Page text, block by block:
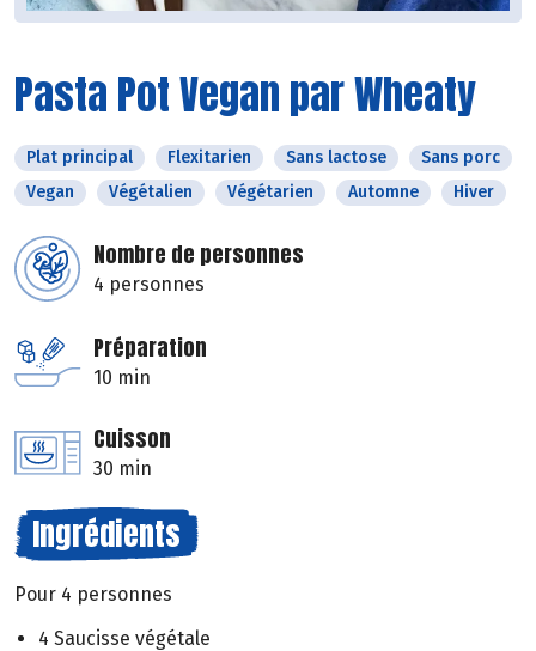
Pasta Pot Vegan par Wheaty
Plat principal Flexitarien Sans lactose
Sans porc
Vegan
Végétalien Végétarien Automne Hiver
Nombre de personnes
4 personnes
Préparation
10 min
Cuisson
30 min
Ingrédients
Pour 4 personnes
4 Saucisse végétale